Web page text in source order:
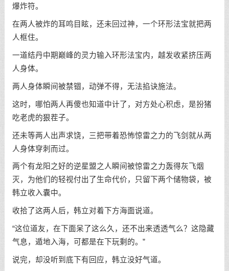
爆炸符。
在两人被炸的耳鸣目眩，还未回过神，一个环形法宝就把两
人框住。
一道结丹中期巅峰的灵力输入环形法宝内，越发收紧挤压两
人身体。
两人身体瞬间被禁锢，动弹不得，无法掐诀施法。
这时，哪怕两人再傻也知道中计了，对方处心积虑，是扮猪
吃老虎的狠茬子。
还未等两人出声求饶，三把带着恐怖惊雷之力的飞剑就从两
人身体穿刺而过。
两个有龙阳之好的逆星盟之人瞬间被惊雷之力轰得灰飞烟
灭，为他们的轻视付出了生命代价，只留下两个储物袋，被
韩立收入囊中。
收拾了这两人后，韩立对着下方海面说道。
“这位道友，在下面呆了这么久，还不出来透透气么？这隐藏
气息，遁地入海，可都是在下玩剩的。”
说完，却没听到底下有回应，韩立没好气道。